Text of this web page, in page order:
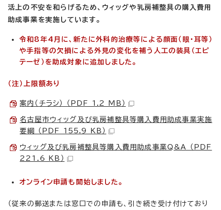
活上の不安を和らげるため、ウィッグや乳房補整具の購入費用
助成事業を実施しています。
令和8年4月に、新たに外科的治療等による顔面（眼・耳等）
や手指等の欠損による外見の変化を補う人工の装具（エピ
テーゼ）を助成対象に追加しました。
（注）上限額あり
案内（チラシ） （PDF 1.2 MB）
名古屋市ウィッグ及び乳房補整具等購入費用助成事業実施
要綱 （PDF 155.9 KB）
ウィッグ及び乳房補整具等購入費用助成事業Q&A （PDF
221.6 KB）
オンライン申請も開始しました。
（従来の郵送または窓口での申請も、引き続き受け付けており